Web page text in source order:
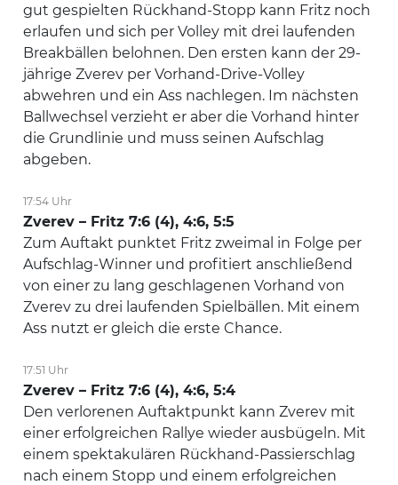
gut gespielten Rückhand-Stopp kann Fritz noch
erlaufen und sich per Volley mit drei laufenden
Breakbällen belohnen. Den ersten kann der 29-
jährige Zverev per Vorhand-Drive-Volley
abwehren und ein Ass nachlegen. Im nächsten
Ballwechsel verzieht er aber die Vorhand hinter
die Grundlinie und muss seinen Aufschlag
abgeben.
17:54 Uhr
Zverev – Fritz 7:6 (4), 4:6, 5:5
Zum Auftakt punktet Fritz zweimal in Folge per
Aufschlag-Winner und profitiert anschließend
von einer zu lang geschlagenen Vorhand von
Zverev zu drei laufenden Spielbällen. Mit einem
Ass nutzt er gleich die erste Chance.
17:51 Uhr
Zverev – Fritz 7:6 (4), 4:6, 5:4
Den verlorenen Auftaktpunkt kann Zverev mit
einer erfolgreichen Rallye wieder ausbügeln. Mit
einem spektakulären Rückhand-Passierschlag
nach einem Stopp und einem erfolgreichen